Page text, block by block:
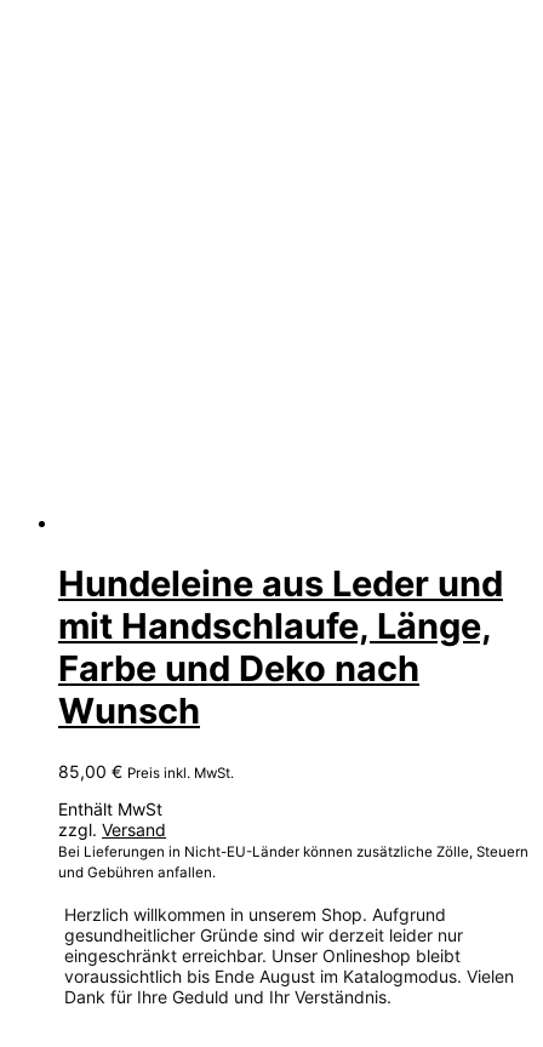
Hundeleine aus Leder und
mit Handschlaufe, Länge,
Farbe und Deko nach
Wunsch
85,00 € Preis inkl. MwSt.
Enthält MwSt
zzgl. Versand
Bei Lieferungen in Nicht-EU-Länder können zusätzliche Zölle, Steuern
und Gebühren anfallen.
Herzlich willkommen in unserem Shop. Aufgrund
gesundheitlicher Gründe sind wir derzeit leider nur
eingeschränkt erreichbar. Unser Onlineshop bleibt
voraussichtlich bis Ende August im Katalogmodus. Vielen
Dank für Ihre Geduld und Ihr Verständnis.